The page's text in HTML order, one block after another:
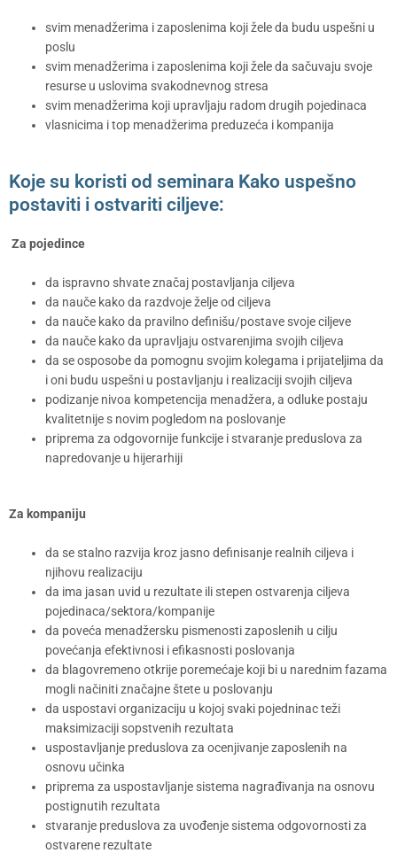
svim menadžerima i zaposlenima koji žele da budu uspešni u
poslu
svim menadžerima i zaposlenima koji žele da sačuvaju svoje
resurse u uslovima svakodnevnog stresa
svim menadžerima koji upravljaju radom drugih pojedinaca
vlasnicima i top menadžerima preduzeća i kompanija
Koje su koristi od seminara Kako uspešno
postaviti i ostvariti ciljeve:
Za pojedince
da ispravno shvate značaj postavljanja ciljeva
da nauče kako da razdvoje želje od ciljeva
da nauče kako da pravilno definišu/postave svoje ciljeve
da nauče kako da upravljaju ostvarenjima svojih ciljeva
da se osposobe da pomognu svojim kolegama i prijateljima da
i oni budu uspešni u postavljanju i realizaciji svojih ciljeva
podizanje nivoa kompetencija menadžera, a odluke postaju
kvalitetnije s novim pogledom na poslovanje
priprema za odgovornije funkcije i stvaranje preduslova za
napredovanje u hijerarhiji
Za kompaniju
da se stalno razvija kroz jasno definisanje realnih ciljeva i
njihovu realizaciju
da ima jasan uvid u rezultate ili stepen ostvarenja ciljeva
pojedinaca/sektora/kompanije
da poveća menadžersku pismenosti zaposlenih u cilju
povećanja efektivnosi i efikasnosti poslovanja
da blagovremeno otkrije poremećaje koji bi u narednim fazama
mogli načiniti značajne štete u poslovanju
da uspostavi organizaciju u kojoj svaki pojedninac teži
maksimizaciji sopstvenih rezultata
uspostavljanje preduslova za ocenjivanje zaposlenih na
osnovu učinka
priprema za uspostavljanje sistema nagrađivanja na osnovu
postignutih rezultata
stvaranje preduslova za uvođenje sistema odgovornosti za
ostvarene rezultate